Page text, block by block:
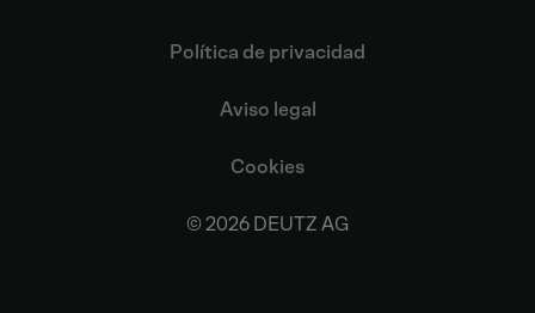
© 2026 DEUTZ AG
Política de privacidad
Aviso legal
Cookies